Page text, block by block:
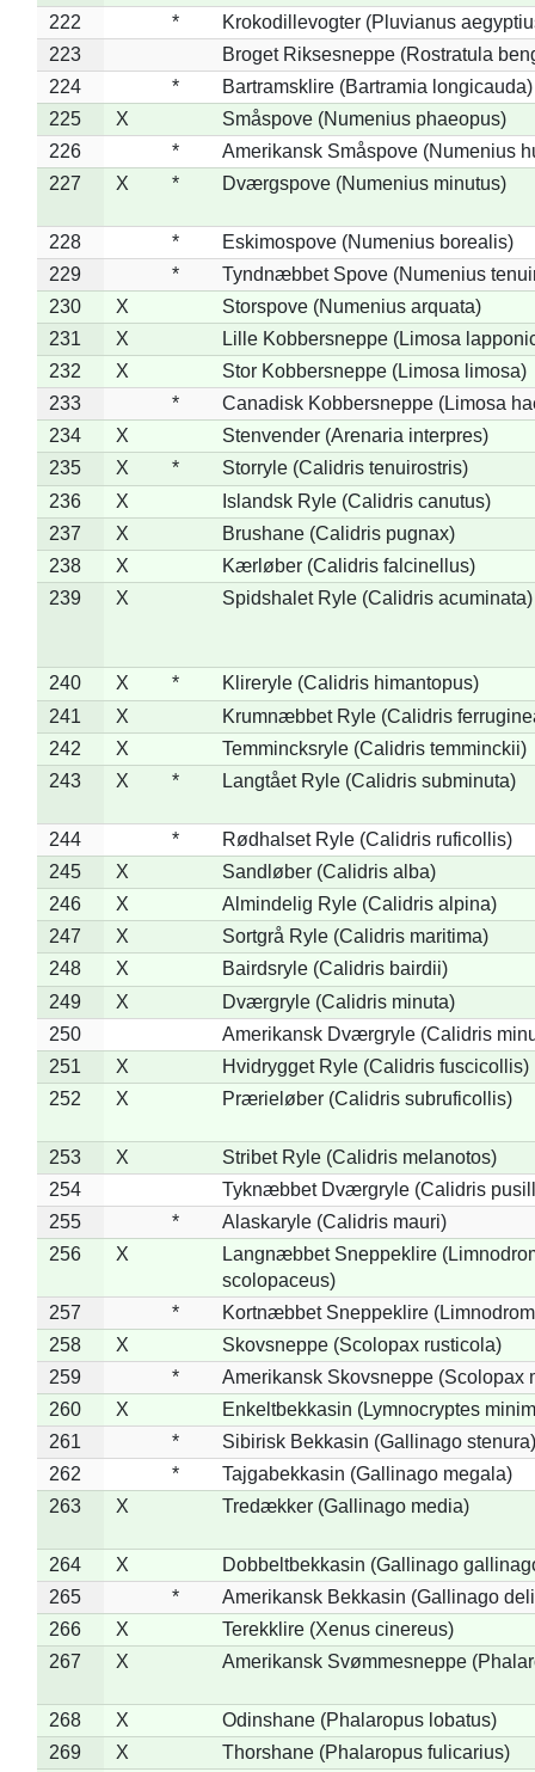
222 *
Krokodillevogter (Pluvianus
223
Broget Riksesneppe (Rostratula
224
*
Bartramsklire (Bartramia longicauda)
225
X
Småspove (Numenius phaeopus)
226
*
Amerikansk Småspove (Numenius
227
X * Dværgspove (Numenius minutus)
228 *
Eskimospove (Numenius borealis)
229
*
Tyndnæbbet Spove (Numenius
230
X
Storspove (Numenius arquata)
231
X
Lille Kobbersneppe (Limosa
232
X
Stor Kobbersneppe (Limosa limosa)
233
*
Canadisk Kobbersneppe (Limosa
234
X
Stenvender (Arenaria interpres)
235
X *
Storryle (Calidris tenuirostris)
236
X
Islandsk Ryle (Calidris canutus)
237
X
Brushane (Calidris pugnax)
238
X
Kærløber (Calidris falcinellus)
239
X Spidshalet Ryle (Calidris acuminata)
240 X *
Klireryle (Calidris himantopus)
241
X
Krumnæbbet Ryle (Calidris
242
X
Temmincksryle (Calidris temminckii)
243
X * Langtået Ryle (Calidris subminuta)
244 *
Rødhalset Ryle (Calidris ruficollis)
245
X
Sandløber (Calidris alba)
246
X
Almindelig Ryle (Calidris alpina)
247
X
Sortgrå Ryle (Calidris maritima)
248
X
Bairdsryle (Calidris bairdii)
249
X
Dværgryle (Calidris minuta)
250
Amerikansk Dværgryle (Calidris
251
X
Hvidrygget Ryle (Calidris fuscicollis)
252
X Prærieløber (Calidris subruficollis)
253 X
Stribet Ryle (Calidris melanotos)
254
Tyknæbbet Dværgryle (Calidris
255
*
Alaskaryle (Calidris mauri)
256
X
Langnæbbet Sneppeklire
scolopaceus)
257
*
Kortnæbbet Sneppeklire
258
X
Skovsneppe (Scolopax rusticola)
259
*
Amerikansk Skovsneppe (Scolopax
260
X
Enkeltbekkasin (Lymnocryptes
261
*
Sibirisk Bekkasin (Gallinago stenura)
262
*
Tajgabekkasin (Gallinago megala)
263
X Tredækker (Gallinago media)
264 X
Dobbeltbekkasin (Gallinago
265
*
Amerikansk Bekkasin (Gallinago
266
X
Terekklire (Xenus cinereus)
267
X Amerikansk Svømmesneppe
268 X
Odinshane (Phalaropus lobatus)
269
X
Thorshane (Phalaropus fulicarius)